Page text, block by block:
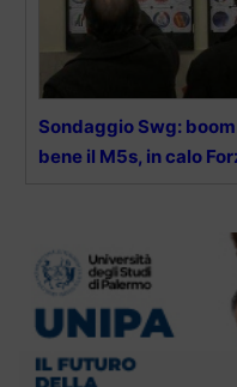
Sondaggio Swg:
bene il M5s, in calo